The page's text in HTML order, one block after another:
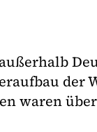
der
waren